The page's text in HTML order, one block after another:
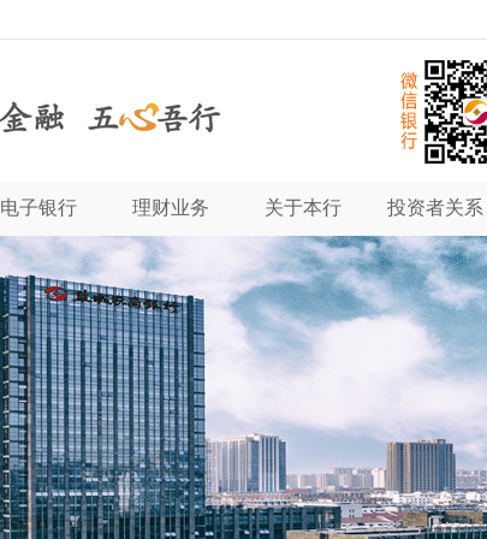
电子银行 理财业务 关于本行 投资者关系